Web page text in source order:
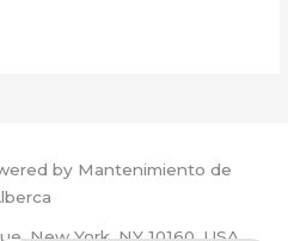
by Mantenimiento de
New York, NY 10160, USA